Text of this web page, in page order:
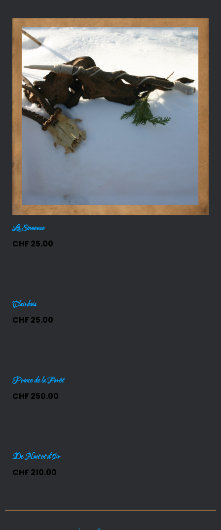
La Sinueuse
CHF25.00
Clairbois
CHF25.00
Prince de la Forêt
CHF250.00
De Nuit et d’Or
CHF210.00